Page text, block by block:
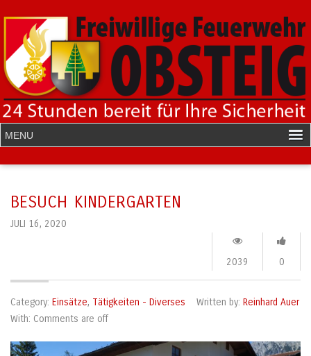
BESUCH KINDERGARTEN
JULI 16, 2020
0
2039
Category: Einsätze, Tätigkeiten - Diverses Written by: Reinhard Auer
With: Comments are off